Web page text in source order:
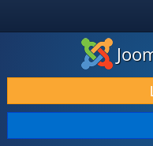
LAST NED & UTVID
OPPDAG & LÆR
SAMFUNN & BRUKERSTØTTE